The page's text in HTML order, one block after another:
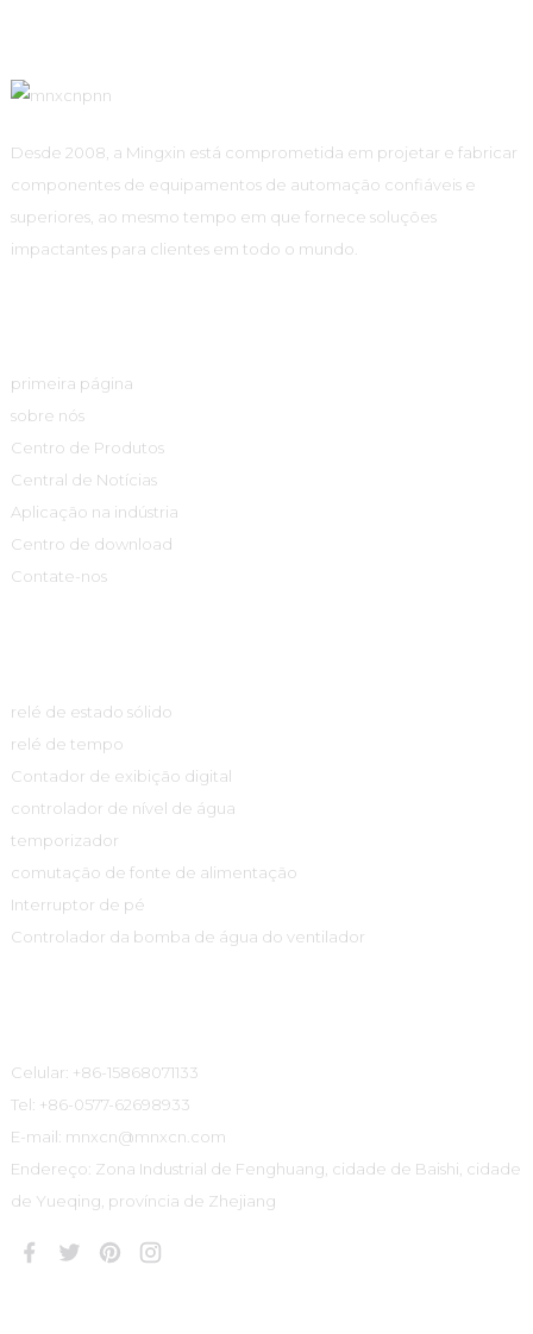
Desde 2008, a Mingxin está comprometida em projetar e fabricar
componentes de equipamentos de automação confiáveis ​​e
superiores, ao mesmo tempo em que fornece soluções
impactantes para clientes em todo o mundo.
primeira página
sobre nós
Centro de Produtos
Central de Notícias
Aplicação na indústria
Centro de download
Contate-nos
relé de estado sólido
relé de tempo
Contador de exibição digital
controlador de nível de água
temporizador
comutação de fonte de alimentação
Interruptor de pé
Controlador da bomba de água do ventilador
Celular: +86-15868071133
Tel: +86-0577-62698933
E-mail: mnxcn@mnxcn.com
Endereço: Zona Industrial de Fenghuang, cidade de Baishi, cidade
de Yueqing, província de Zhejiang